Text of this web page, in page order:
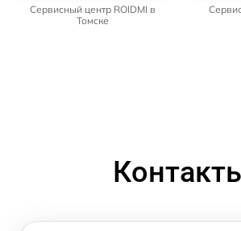
Сервисный центр ROIDMI в
Томске